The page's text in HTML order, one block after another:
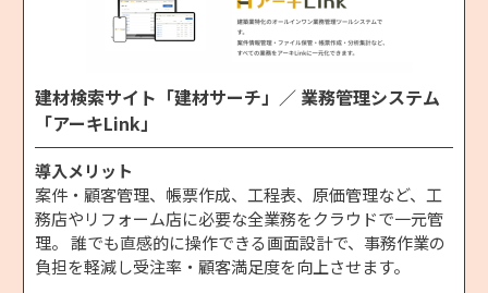
建材検索サイト「建材サーチ」／ 業務管理システム
「アーキLink」
導入メリット
案件・顧客管理、帳票作成、工程表、原価管理など、工
務店やリフォーム店に必要な全業務をクラウドで一元管
理。 誰でも直感的に操作できる画面設計で、事務作業の
負担を軽減し受注率・顧客満足度を向上させます。